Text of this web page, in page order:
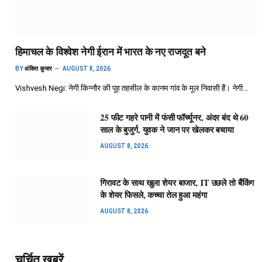
हिमाचल के विश्वेश नेगी ईरान में भारत के नए राजदूत बने
BYअंकित कुमार AUGUST 8, 2026
Vishvesh Negi: नेगी किन्नौर की पूह तहसील के कानम गांव के मूल निवासी हैं। नेगी…
25 फीट गहरे पानी में फंसी फॉर्च्यूनर, अंदर बंद थे 60
साल के बुजुर्ग, युवक ने जान पर खेलकर बचाया
AUGUST 8, 2026
गिरावट के साथ खुला शेयर बाजार, IT उछले तो बैंकिंग
के शेयर फिसले, कच्चा तेल हुआ महंगा
AUGUST 8, 2026